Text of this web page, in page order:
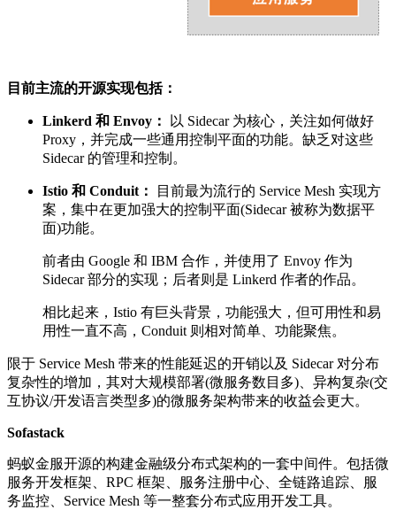
目前主流的开源实现包括：
Linkerd 和 Envoy：
以 Sidecar 为核心，关注如何做好
Proxy，并完成一些通用控制平面的功能。缺乏对这些
Sidecar 的管理和控制。
Istio 和 Conduit：
目前最为流行的 Service Mesh 实现方
案，集中在更加强大的控制平面(Sidecar 被称为数据平
面)功能。
前者由 Google 和 IBM 合作，并使用了 Envoy 作为
Sidecar 部分的实现；后者则是 Linkerd 作者的作品。
相比起来，Istio 有巨头背景，功能强大，但可用性和易
用性一直不高，Conduit 则相对简单、功能聚焦。
限于 Service Mesh 带来的性能延迟的开销以及 Sidecar 对分布
复杂性的增加，其对大规模部署(微服务数目多)、异构复杂(交
互协议/开发语言类型多)的微服务架构带来的收益会更大。
Sofastack
蚂蚁金服开源的构建金融级分布式架构的一套中间件。包括微
服务开发框架、RPC 框架、服务注册中心、全链路追踪、服
务监控、Service Mesh 等一整套分布式应用开发工具。